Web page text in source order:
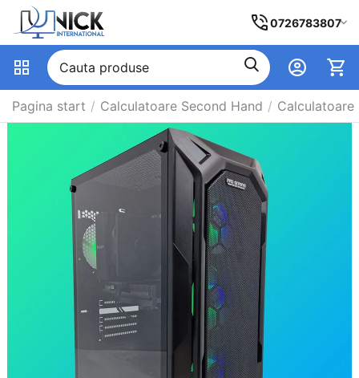
0726783807
Pagina start / Calculatoare Second Hand / Calculatoare